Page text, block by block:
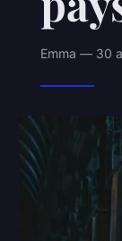
Emma — 30